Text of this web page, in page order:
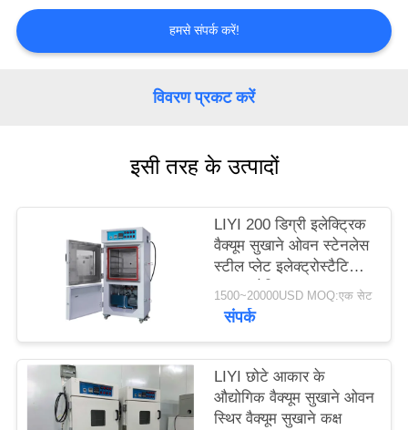
एक
उद्धरण
साइटमैप
PRIVACY
POLICY
हमसे संपर्क करें!
विवरण प्रकट करें
इसी तरह के उत्पादों
LIYI 200 डिग्री इलेक्ट्रिक
वैक्यूम सुखाने ओवन स्टेनलेस
स्टील प्लेट इलेक्ट्रोस्टैटिक
पाउडर लेपित
1500~20000USD MOQ:एक सेट
संपर्क
LIYI छोटे आकार के
औद्योगिक वैक्यूम सुखाने ओवन
स्थिर वैक्यूम सुखाने कक्ष